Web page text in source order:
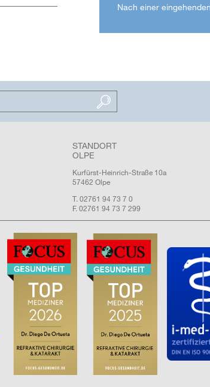
Nach einer
STANDORT
OLPE
Kurfürst-Heinrich-Straße 10a
57462 Olpe
T. 02761 94 73 7 0
F. 02761 94 73 7 299